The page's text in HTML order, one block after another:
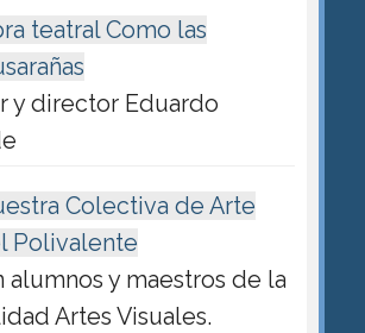
teatral Como las
y director Eduardo
Colectiva de Arte
Polivalente
alumnos y maestros de la
Artes Visuales.